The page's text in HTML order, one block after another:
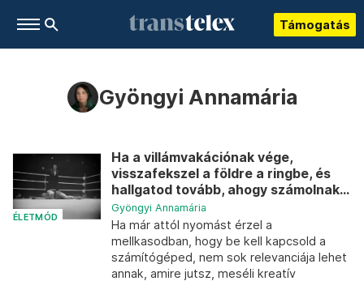
Támogatás
Gyöngyi Annamária
ÉLETMÓD
Ha a villámvakációnak vége,
visszafekszel a földre a ringbe, és
hallgatod tovább, ahogy számolnak...
Gyöngyi Annamária
Ha már attól nyomást érzel a
mellkasodban, hogy be kell kapcsold a
számítógéped, nem sok relevanciája lehet
annak, amire jutsz, meséli kreatív